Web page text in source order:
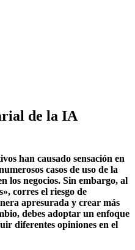
de la IA
han causado sensación en
casos de uso de la
los negocios. Sin embargo, al
corres el riesgo de
apresurada y crear más
debes adoptar un enfoque
diferentes opiniones en el